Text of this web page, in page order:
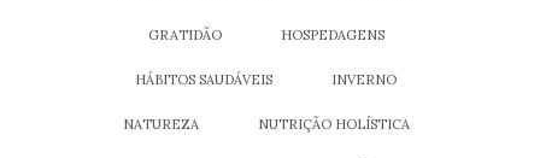
GRATIDÃO HOSPEDAGENS
HÁBITOS SAUDÁVEIS INVERNO
NATUREZA NUTRIÇÃO HOLÍSTICA